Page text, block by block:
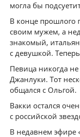
могла бы
В конце прошлого
своим мужем, а
знакомый,
с девушкой.
Певица никогда не
Джанлуки. Тот
общался с Ольгой.
Вакки остался
с российской
В недавнем эфире